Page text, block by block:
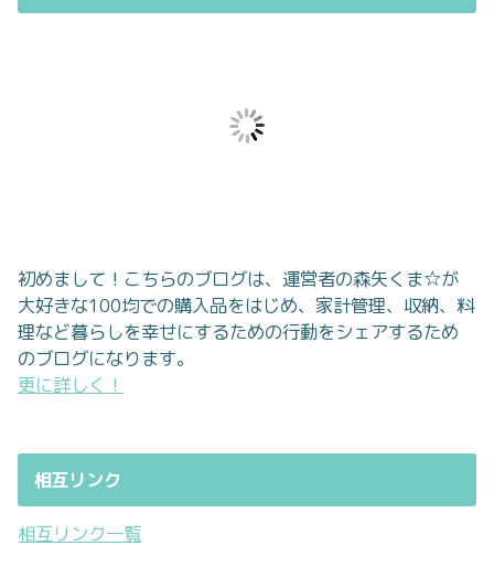
初めまして！こちらのブログは、運営者の森矢くま☆が
大好きな100均での購入品をはじめ、家計管理、収納、料
理など暮らしを幸せにするための行動をシェアするため
のブログになります。
更に詳しく！
相互リンク
相互リンク一覧